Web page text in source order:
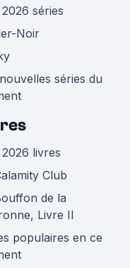
séries
Noir
séries du
livres
Club
de la
Livre II
populaires en ce